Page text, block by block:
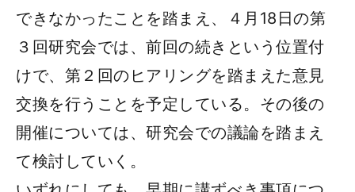
できなかったことを踏まえ、４月18日の第
３回研究会では、前回の続きという位置付
けで、第２回のヒアリングを踏まえた意見
交換を行うことを予定している。その後の
開催については、研究会での議論を踏まえ
て検討していく。